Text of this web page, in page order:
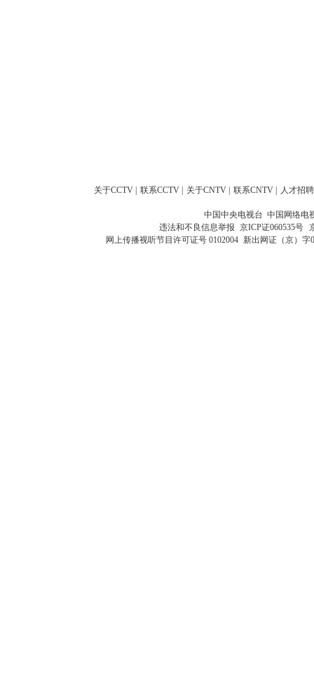
关于CCTV 联系CCTV 关于CNTV 联系CNTV 人才招聘
中国中央电视台 中国网络电
违法和不良信息举报 京ICP证060535号
网上传播视听节目许可证号 0102004 新出网证（京）